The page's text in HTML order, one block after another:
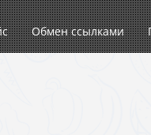
Обмен ссылками